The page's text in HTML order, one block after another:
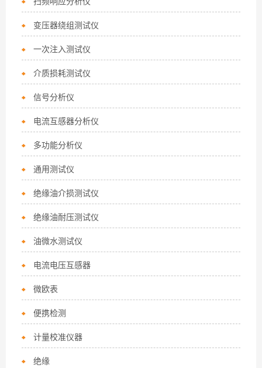
变压器绕组测试仪
一次注入测试仪
介质损耗测试仪
信号分析仪
电流互感器分析仪
多功能分析仪
通用测试仪
绝缘油介损测试仪
绝缘油耐压测试仪
油微水测试仪
电流电压互感器
微欧表
便携检测
计量校准仪器
绝缘